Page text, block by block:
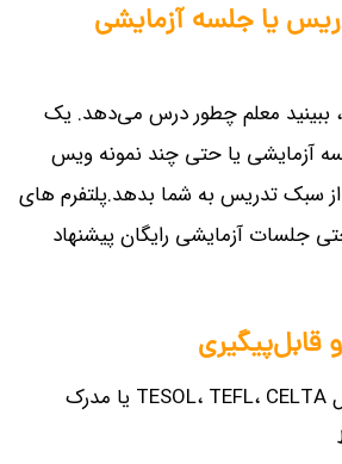
یا جلسه آزمایشی
ببینید معلم چطور درس می‌دهد. یک
آزمایشی یا حتی چند نمونه ویس
سبک تدریس به شما بدهد.پلتفرم های
جلسات آزمایشی رایگان پیشنهاد
مدارک مرتبط مثل TESOL، TEFL، CELTA یا مدرک